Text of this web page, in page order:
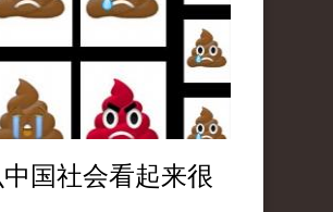
国社会看起来很